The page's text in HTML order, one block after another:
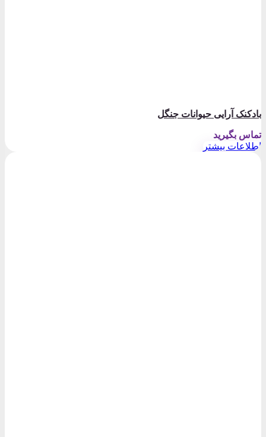
بادکنک آرایی حیوانات جنگل
تماس بگیرید
اطلاعات بیشتر